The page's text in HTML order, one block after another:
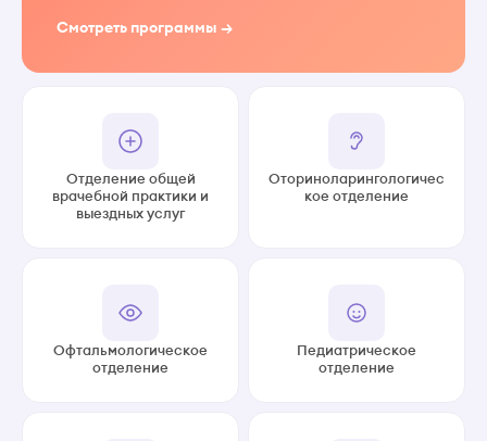
Смотреть программы →
Отделение общей
врачебной практики и
выездных услуг
Оториноларингологичес
кое отделение
Офтальмологическое
отделение
Педиатрическое
отделение